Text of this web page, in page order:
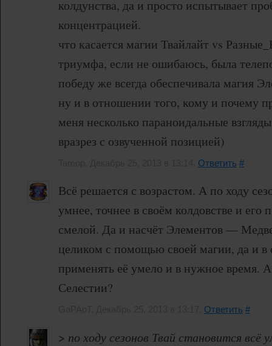
колдунства, да и просто испытывает
концентрацией.
что касается магии Твайлайт vs
триумфа, если не ошибаюсь, была
победу же всегда обеспечивала магия
ну и в отношении того, кому и почему
меня несколько параноидальные
вразрез с озвученной позицией)
Ответить #
Всё решается с возрастом. А по ходу
умнее, точнее в своём колдовстве и его
смелой. Да и насчёт Элементов —
целиком с помощью своей магии, да и в
применять её умело и в нужное время.
Селестии?
Ответить #
> по ходу сезонов Твай становится всё